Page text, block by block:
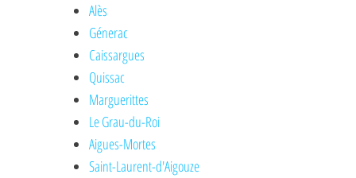
Alès
Génerac
Caissargues
Quissac
Marguerittes
Le Grau-du-Roi
Aigues-Mortes
Saint-Laurent-d'Aigouze